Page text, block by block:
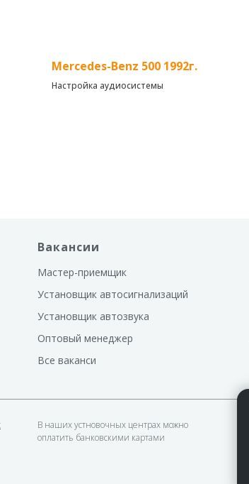
Mercedes-Benz 500 1992г.
Настройка аудиосистемы
Вакансии
Мастер-приемщик
Установщик автосигнализаций
Установщик автозвука
Оптовый менеджер
Все ваканси
В наших устновочных центрах можно
оплатить банковскими картами